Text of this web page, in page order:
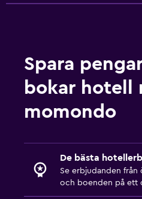
Spara
bokar hotell
momondo
De bästa
Se erbjudanden från
och boenden på ett